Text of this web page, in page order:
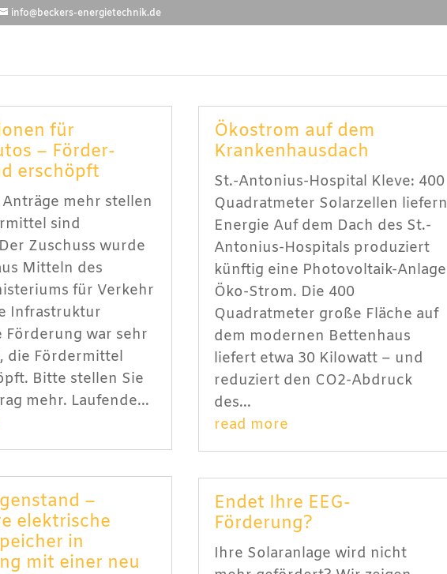
info@beckers-energietechnik.de
für
– Förder­
erschöpft
mehr stellen
sind
Zuschuss wurde
Mitteln des
für Verkehr
Infra­struktur
Förderung war sehr
die Förder­mittel
Bitte stellen Sie
mehr. Laufende...
–
elektrische
in
mit einer neu
Ökostrom auf dem
Krankenhausdach
St.-Antonius-Hospital Kleve: 400
Quadratmeter Solarzellen liefern
Energie Auf dem Dach des St.-
Antonius-Hospitals produziert
künftig eine Photovoltaik-Anlage
Öko-Strom. Die 400
Quadratmeter große Fläche auf
dem modernen Bettenhaus
liefert etwa 30 Kilowatt – und
reduziert den CO2-Abdruck
des...
read more
Endet Ihre EEG-
Förderung?
Ihre Solaranlage wird nicht